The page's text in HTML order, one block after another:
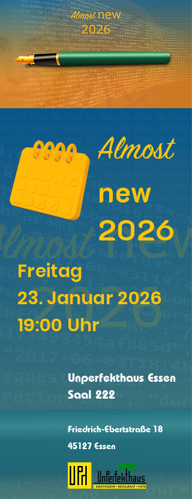
Almost
new
2026
Freitag
23. Januar 2026
19:00 Uhr
Unperfekthaus Essen
Saal 222
Friedrich-Ebertstraße 18
45127 Essen